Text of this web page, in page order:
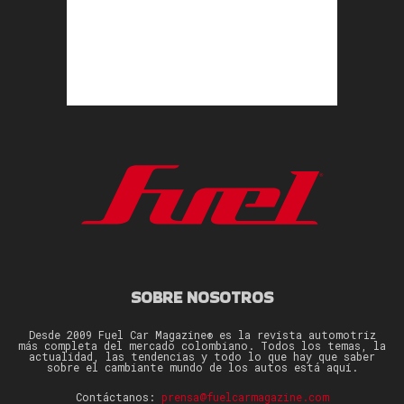
SOBRE NOSOTROS
Desde 2009 Fuel Car Magazine® es la revista automotriz
más completa del mercado colombiano. Todos los temas, la
actualidad, las tendencias y todo lo que hay que saber
sobre el cambiante mundo de los autos está aquí.
Contáctanos: prensa@fuelcarmagazine.com